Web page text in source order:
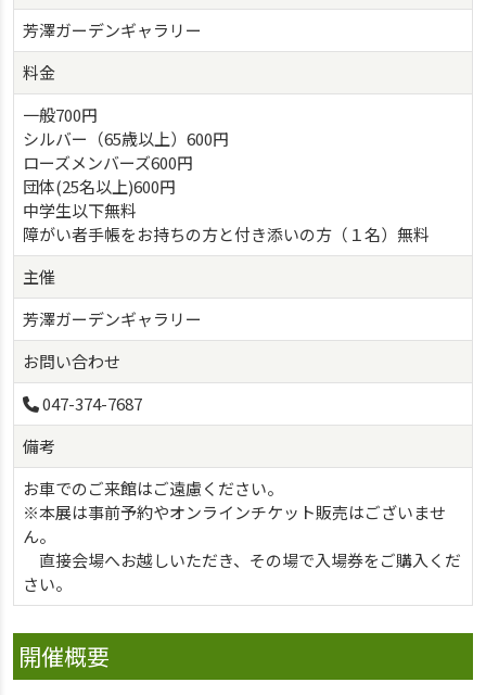
芳澤ガーデンギャラリー
料金
一般700円
シルバー（65歳以上）600円
ローズメンバーズ600円
団体(25名以上)600円
中学生以下無料
障がい者手帳をお持ちの方と付き添いの方（１名）無料
主催
芳澤ガーデンギャラリー
お問い合わせ
047-374-7687
備考
お車でのご来館はご遠慮ください。
※本展は事前予約やオンラインチケット販売はございませ
ん。
直接会場へお越しいただき、その場で入場券をご購入くだ
さい。
開催概要